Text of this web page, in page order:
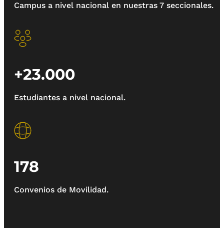
Campus a nivel nacional en nuestras 7 seccionales.
+23.000
Estudiantes a nivel nacional.
178
Convenios de Movilidad.